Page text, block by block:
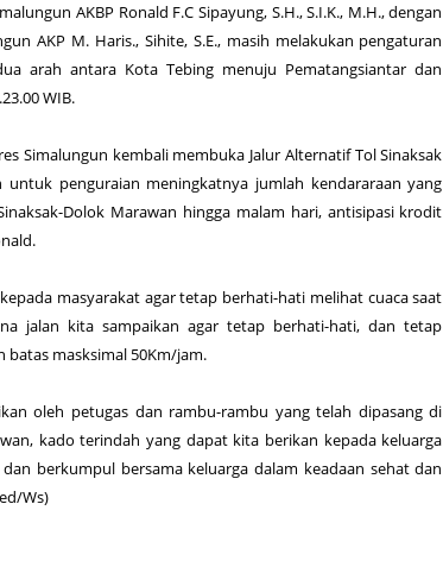
AKBP Ronald F.C Sipayung, S.H., S.I.K., M.H., dengan
AKP M. Haris., Sihite, S.E., masih melakukan pengaturan
arah antara Kota Tebing menuju Pematangsiantar dan
WIB.
Simalungun kembali membuka Jalur Alternatif Tol Sinaksak
penguraian meningkatnya jumlah kendararaan yang
Dolok Marawan hingga malam hari, antisipasi krodit
masyarakat agar tetap berhati-hati melihat cuaca saat
jalan kita sampaikan agar tetap berhati-hati, dan tetap
batas masksimal 50Km/jam.
oleh petugas dan rambu-rambu yang telah dipasang di
kado terindah yang dapat kita berikan kepada keluarga
berkumpul bersama keluarga dalam keadaan sehat dan
Ws)